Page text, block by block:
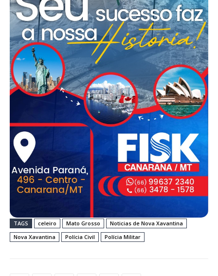
TAGS celeiro Mato Grosso
Noticias de Nova Xavantina
Nova Xavantina
Polícia Civil Polícia Militar